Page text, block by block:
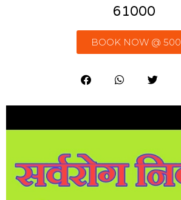
61000 ₹
BOOK NOW @ 500₹